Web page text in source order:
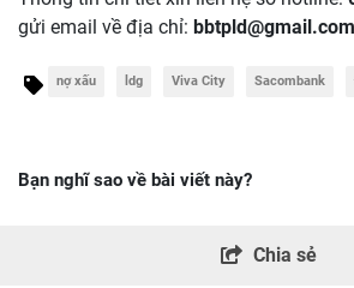
gửi email về địa chỉ: bbtpld@gmail.com
nợ xấu ldg Viva City Sacombank
Bạn nghĩ sao về bài viết này?
Chia sẻ